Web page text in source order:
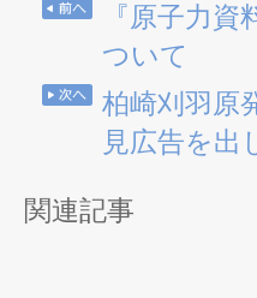
『原子力
ついて
柏崎刈羽原
見広告を出
関連記事